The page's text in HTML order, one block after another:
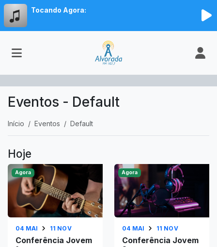
Tocando Agora:
Eventos - Default
Início Eventos Default
Hoje
04 MAI 11 NOV
Conferência Jovem
Agora
04 MAI 11 NOV
Conferência Jovem
Agora